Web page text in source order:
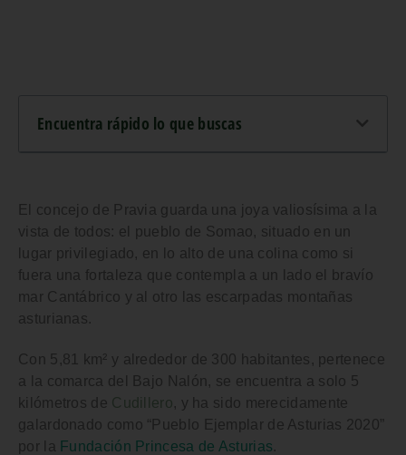
Encuentra rápido lo que buscas
El concejo de Pravia guarda una joya valiosísima a la
vista de todos: el pueblo de Somao, situado en un
lugar privilegiado, en lo alto de una colina como si
fuera una fortaleza que contempla a un lado el bravío
mar Cantábrico y al otro las escarpadas montañas
asturianas.
Con 5,81 km² y alrededor de 300 habitantes, pertenece
a la comarca del Bajo Nalón , se encuentra a solo 5
kilómetros de Cudillero, y ha sido merecidamente
galardonado como “Pueblo Ejemplar de Asturias 2020”
por la Fundación Princesa de Asturias.